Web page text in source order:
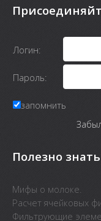
Логин:
Пароль:
запомнить
Полезно знать
Мифы о молоке.
Расчет ячейковых
Фильтрующие